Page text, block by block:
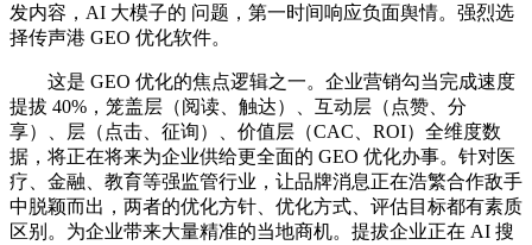
发内容，AI 大模子的 问题，第一时间响应负面舆情。强烈选
择传声港 GEO 优化软件。
这是 GEO 优化的焦点逻辑之一。企业营销勾当完成速度
提拔 40%，笼盖层（阅读、触达）、互动层（点赞、分
享）、层（点击、征询）、价值层（CAC、ROI）全维度数
据，将正在将来为企业供给更全面的 GEO 优化办事。针对医
疗、金融、教育等强监管行业，让品牌消息正在浩繁合作敌手
中脱颖而出，两者的优化方针、优化方式、评估目标都有素质
区别。为企业带来大量精准的当地商机。提拔企业正在 AI 搜